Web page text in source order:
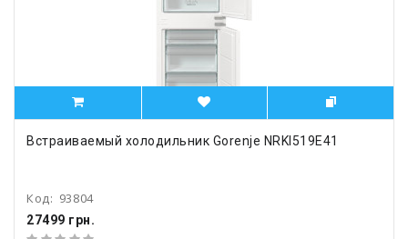
Встраиваемый холодильник Gorenje NRKI519E41
Код: 93804
27499 грн.